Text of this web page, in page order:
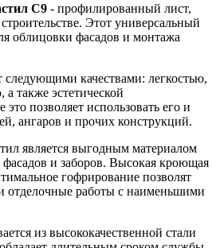
С9 - профилированный лист,
Этот универсальный
облицовки фасадов и монтажа
следующими качествами: легкостью,
также эстетической
позволяет использовать его и
ангаров и прочих конструкций.
является выгодным материалом
и заборов. Высокая кроющая
гофрирование позволят
отделочные работы с наименьшими
из высококачественной стали